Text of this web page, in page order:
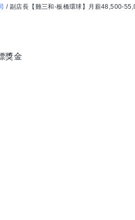
/副店長【雞三和-板橋環球】月薪48,500-
獎金